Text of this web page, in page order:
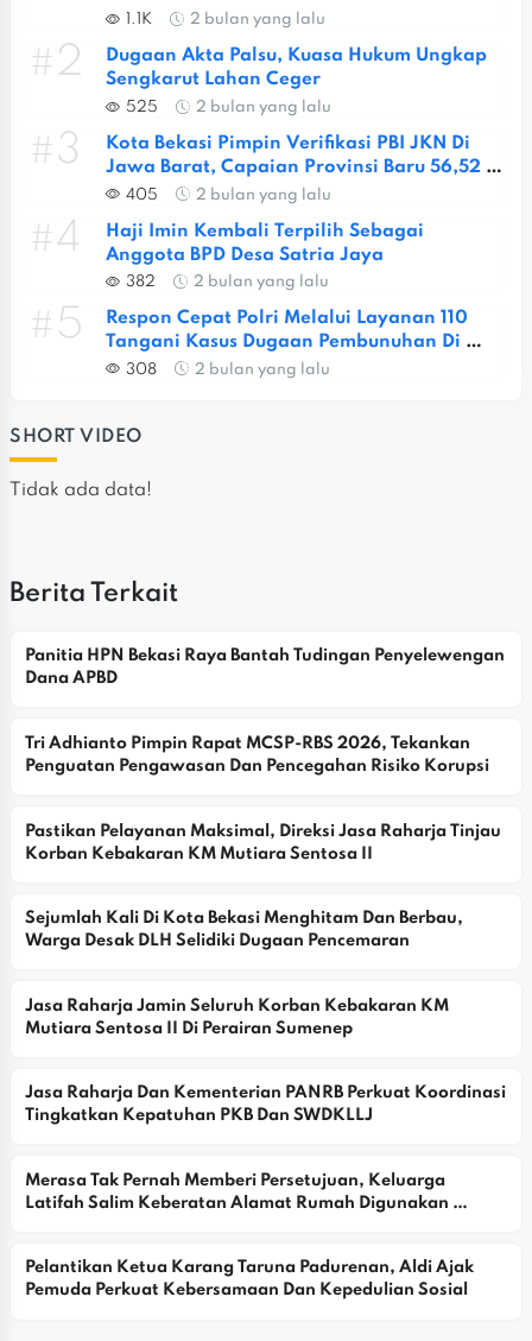
Berat
1.1K 2 bulan yang lalu
#2
Dugaan Akta Palsu, Kuasa Hukum Ungkap
Sengkarut Lahan Ceger
525 2 bulan yang lalu
#3
Kota Bekasi Pimpin Verifikasi PBI JKN Di
Jawa Barat, Capaian Provinsi Baru 56,52
Persen
405 2 bulan yang lalu
#4
Haji Imin Kembali Terpilih Sebagai
Anggota BPD Desa Satria Jaya
382 2 bulan yang lalu
#5
Respon Cepat Polri Melalui Layanan 110
Tangani Kasus Dugaan Pembunuhan Di
Jatiasih
308 2 bulan yang lalu
SHORT VIDEO
Tidak ada data!
Berita Terkait
Panitia HPN Bekasi Raya Bantah Tudingan Penyelewengan
Dana APBD
Tri Adhianto Pimpin Rapat MCSP-RBS 2026, Tekankan
Penguatan Pengawasan Dan Pencegahan Risiko Korupsi
Pastikan Pelayanan Maksimal, Direksi Jasa Raharja Tinjau
Korban Kebakaran KM Mutiara Sentosa II
Sejumlah Kali Di Kota Bekasi Menghitam Dan Berbau,
Warga Desak DLH Selidiki Dugaan Pencemaran
Jasa Raharja Jamin Seluruh Korban Kebakaran KM
Mutiara Sentosa II Di Perairan Sumenep
Jasa Raharja Dan Kementerian PANRB Perkuat Koordinasi
Tingkatkan Kepatuhan PKB Dan SWDKLLJ
Merasa Tak Pernah Memberi Persetujuan, Keluarga
Latifah Salim Keberatan Alamat Rumah Digunakan
Pelantikan Ketua Karang Taruna Padurenan, Aldi Ajak
Pemuda Perkuat Kebersamaan Dan Kepedulian Sosial